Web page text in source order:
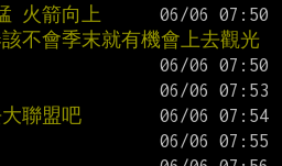
火箭向上
不會季末就有機會上去觀光
聯盟吧